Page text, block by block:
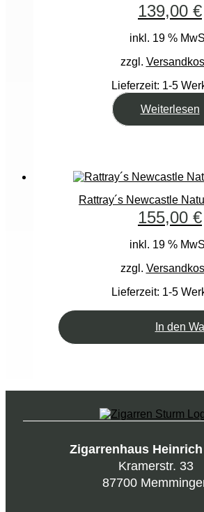
139,00 €
inkl. 19 %
zzgl.
Lieferzeit: 1-5
Weiterlesen
Rattray´s Newcastle
155,00 €
inkl. 19 %
zzgl.
Lieferzeit: 1-5
In den
Zigarrenhaus
Kramerstr. 33
87700